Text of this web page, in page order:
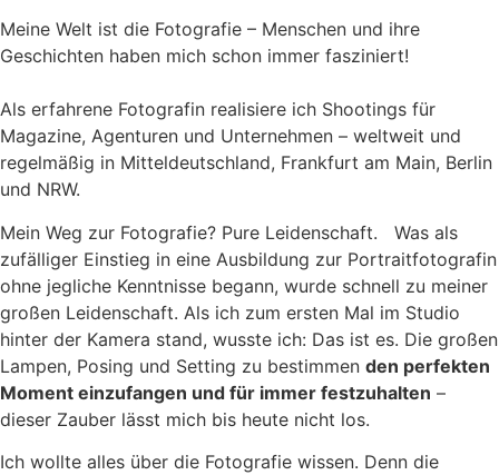
Meine Welt ist die Fotografie – Menschen und ihre
Geschichten haben mich schon immer fasziniert!
Als erfahrene Fotografin realisiere ich Shootings für
Magazine, Agenturen und Unternehmen – weltweit und
regelmäßig in Mitteldeutschland, Frankfurt am Main, Berlin
und NRW.
Mein Weg zur Fotografie? Pure Leidenschaft. Was als
zufälliger Einstieg in eine Ausbildung zur Portraitfotografin
ohne jegliche Kenntnisse begann, wurde schnell zu meiner
großen Leidenschaft. Als ich zum ersten Mal im Studio
hinter der Kamera stand, wusste ich: Das ist es. Die großen
Lampen, Posing und Setting zu bestimmen den perfekten
Moment einzufangen und für immer festzuhalten –
dieser Zauber lässt mich bis heute nicht los.
Ich wollte alles über die Fotografie wissen. Denn die